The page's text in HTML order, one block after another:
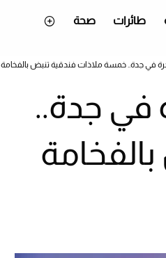
طائرات صحة
في جدة.. خمسة ملاذات فندقية تنبض بالفخامة
في جدة..